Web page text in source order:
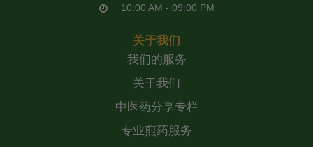
10:00 AM - 09:00 PM
关于我们
我们的服务
关于我们
中医药分享专栏
专业煎药服务